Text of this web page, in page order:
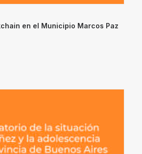
en el Municipio Marcos Paz